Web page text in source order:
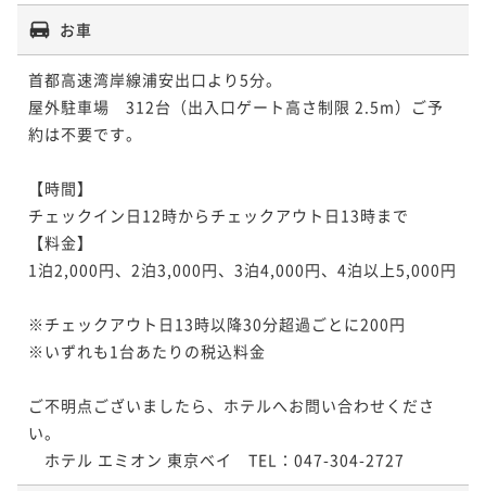
お車
首都高速湾岸線浦安出口より5分。
屋外駐車場　312台（出入口ゲート高さ制限 2.5m）ご予
約は不要です。
【時間】
チェックイン日12時からチェックアウト日13時まで
【料金】
1泊2,000円、2泊3,000円、3泊4,000円、4泊以上5,000円
※チェックアウト日13時以降30分超過ごとに200円
※いずれも1台あたりの税込料金
ご不明点ございましたら、ホテルへお問い合わせくださ
い。
ホテル エミオン 東京ベイ　TEL：047-304-2727